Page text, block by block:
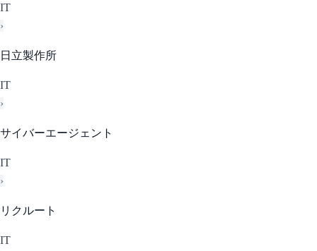
IT
›
日立製作所
IT
›
サイバーエージェント
IT
›
リクルート
IT